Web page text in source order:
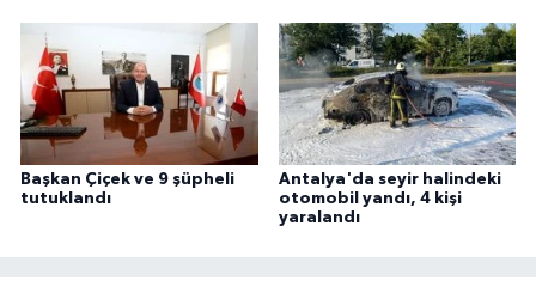
Başkan Çiçek ve 9 şüpheli
tutuklandı
Antalya'da seyir halindeki
otomobil yandı, 4 kişi
yaralandı